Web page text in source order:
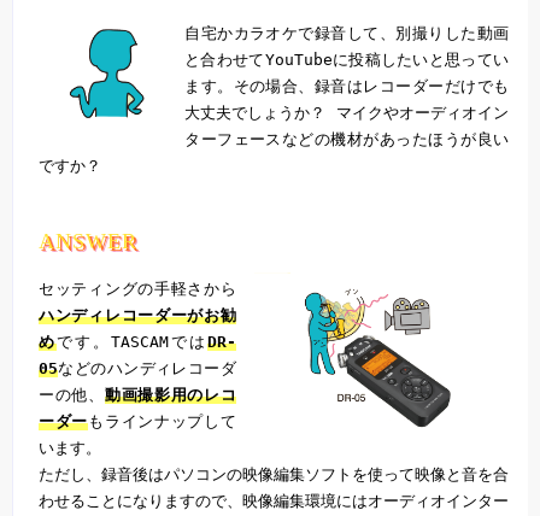
自宅かカラオケで録音して、別撮りした動画
と合わせてYouTubeに投稿したいと思ってい
ます。その場合、録音はレコーダーだけでも
大丈夫でしょうか？ マイクやオーディオイン
ターフェースなどの機材があったほうが良い
ですか？
ANSWER
セッティングの手軽さから
ハンディレコーダーがお勧
めです。TASCAMでは DR-
05などのハンディレコーダ
ーの他、 動画撮影用のレコ
ーダーもラインナップして
います。
ただし、録音後はパソコンの映像編集ソフトを使って映像と音を合
わせることになりますので、映像編集環境にはオーディオインター